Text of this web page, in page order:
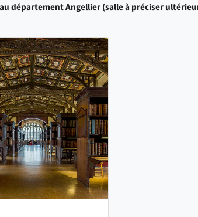
département Angellier (salle à préciser